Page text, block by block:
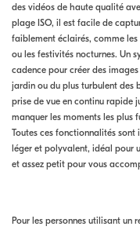
des vidéos de haute qualité
plage ISO, il est facile de
faiblement éclairés, comme les
ou les festivités nocturnes. Un
cadence pour créer des
jardin ou du plus turbulent des
prise de vue en continu rapide
manquer les moments les plus
Toutes ces fonctionnalités
léger et polyvalent, idéal pour
et assez petit pour vous
Pour les personnes utilisant un